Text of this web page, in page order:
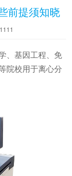
前提须知晓
1111
、基因工程、免
院校用于离心分